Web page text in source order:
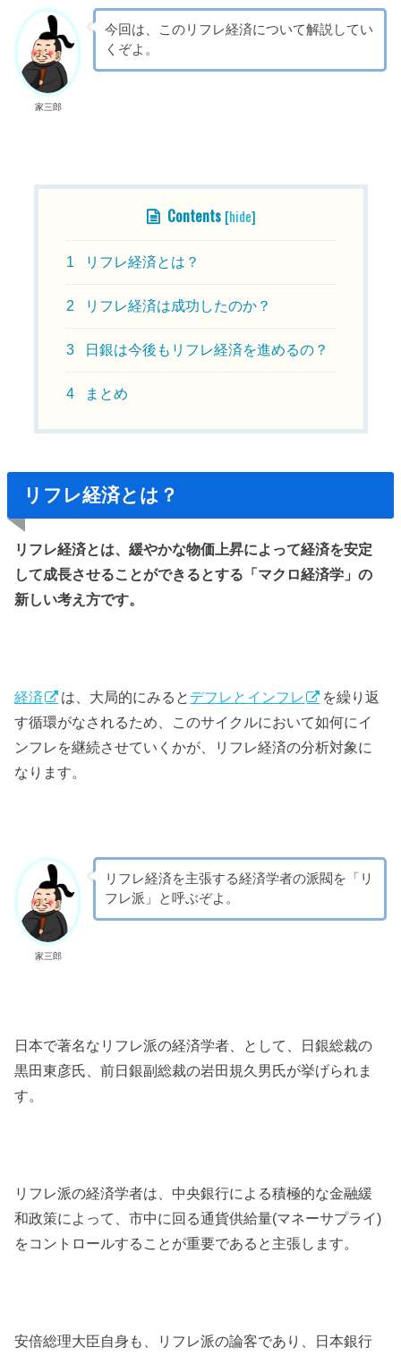
家三郎
今回は、このリフレ経済について解説してい
くぞよ。
Contents [hide]
1 リフレ経済とは？
2 リフレ経済は成功したのか？
3 日銀は今後もリフレ経済を進めるの？
4 まとめ
リフレ経済とは？
リフレ経済とは、緩やかな物価上昇によって経済を安定
して成長させることができるとする「マクロ経済学」の
新しい考え方です。
経済 は、大局的にみると デフレとインフレ
を繰り返
す循環がなされるため、このサイクルにおいて如何にイ
ンフレを継続させていくかが、リフレ経済の分析対象に
なります。
家三郎
リフレ経済を主張する経済学者の派閥を「リ
フレ派」と呼ぶぞよ。
日本で著名なリフレ派の経済学者、として、日銀総裁の
黒田東彦氏、前日銀副総裁の岩田規久男氏が挙げられま
す。
リフレ派の経済学者は、中央銀行による積極的な金融緩
和政策によって、市中に回る通貨供給量(マネーサプライ)
をコントロールすることが重要であると主張します。
安倍総理大臣自身も、リフレ派の論客であり、日本銀行